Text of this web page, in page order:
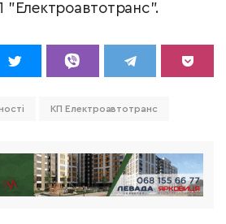
"Електроавтотранс".
КП Електроавтотранс